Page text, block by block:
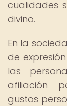
cualidades
divino.
En la
de
las
afiliación
gustos